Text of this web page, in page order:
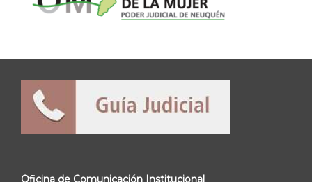
Oficina de Comunicación Institucional